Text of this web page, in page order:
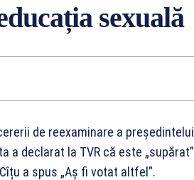
sexuală
de reexaminare a președintelui
a declarat la TVR că este „supărat”
a spus „Aș fi votat altfel”.